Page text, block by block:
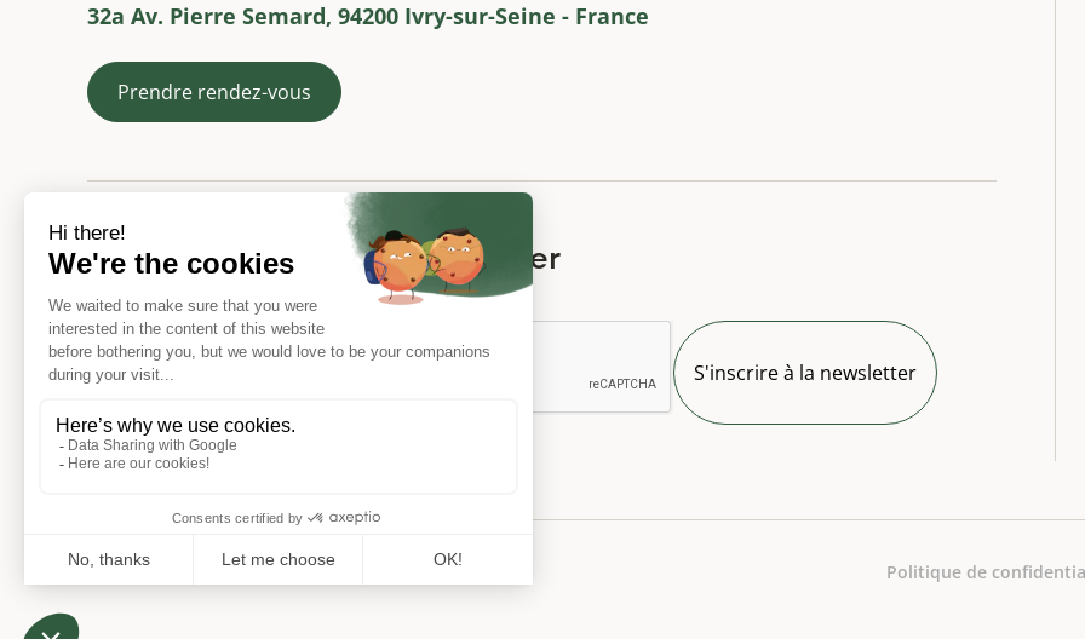
32a Av. Pierre Semard, 94200 Ivry-sur-Seine - France
Prendre rendez-vous
Inscrivez-vous à la newsletter
En vous inscrivant, vous acceptez notre
© 2026 Overlord. All rights reserved. Politique de